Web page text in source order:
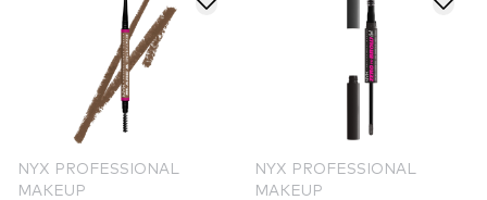
NYX PROFESSIONAL
MAKEUP
NYX PROFESSIONAL
MAKEUP